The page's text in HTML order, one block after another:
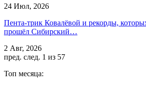
24 Июл, 2026
Пента-трик Ковалёвой и рекорды,
прошёл Сибирский…
2 Авг, 2026
пред. след. 1 из 57
Топ месяца: